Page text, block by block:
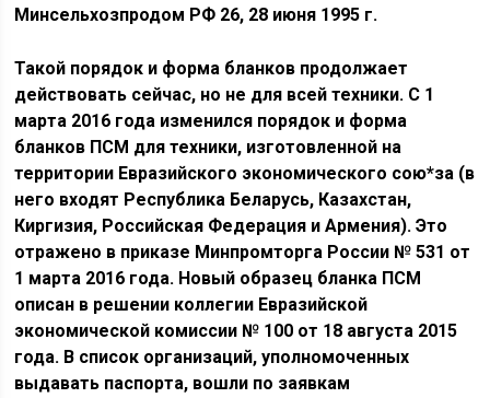
Минсельхозпродом РФ 26, 28 июня 1995 г.
Такой порядок и форма бланков продолжает
действовать сейчас, но не для всей техники. С 1
марта 2016 года изменился порядок и форма
бланков ПСМ для техники, изготовленной на
территории Евразийского экономического сою*за (в
него входят Республика Беларусь, Казахстан,
Киргизия, Российская Федерация и Армения). Это
отражено в приказе Минпромторга России № 531 от
1 марта 2016 года. Новый образец бланка ПСМ
описан в решении коллегии Евразийской
экономической комиссии № 100 от 18 августа 2015
года. В список организаций, уполномоченных
выдавать паспорта, вошли по заявкам